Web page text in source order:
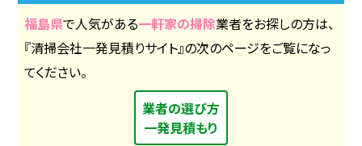
福島県で人気がある一軒家の掃除業者をお探しの方は、
『清掃会社一発見積りサイト』の次のページをご覧になっ
てください。
業者の選び方
一発見積もり